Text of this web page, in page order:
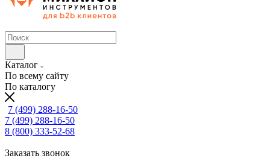
Каталог
По всему сайту
По каталогу
7 (499) 288-16-50
7 (499) 288-16-50
8 (800) 333-52-68
Заказать звонок